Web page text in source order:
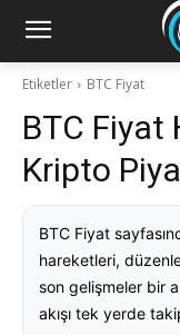
Etiketler BTC Fiyat
BTC Fiyat
Kripto
BTC Fiyat
hareketleri,
son gelişmeler bir
akışı tek yerde